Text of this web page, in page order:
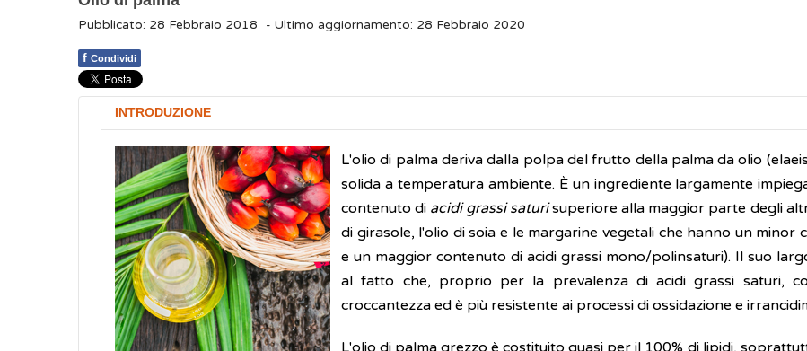
Pubblicato: 28 Febbraio 2018 - Ultimo aggiornamento: 28 Febbraio 2020
f Condividi
INTRODUZIONE
L'olio di palma deriva dalla polpa del frutto della palma da olio
solida a temperatura ambiente. È un ingrediente largamente
contenuto di acidi grassi saturisuperiore alla maggior parte degli
di girasole, l'olio di soia e le margarine vegetali che hanno un
e un maggior contenuto di acidi grassi mono/polinsaturi). Il suo
al fatto che, proprio per la prevalenza di acidi grassi saturi,
croccantezza ed è più resistente ai processi di ossidazione e
L'olio di palma grezzo è costituito quasi per il 100% di lipidi,